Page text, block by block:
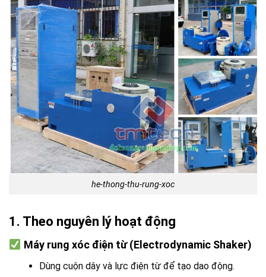
he-thong-thu-rung-xoc
1. Theo nguyên lý hoạt động
Máy rung xóc điện từ (Electrodynamic Shaker)
Dùng cuộn dây và lực điện từ để tạo dao động.